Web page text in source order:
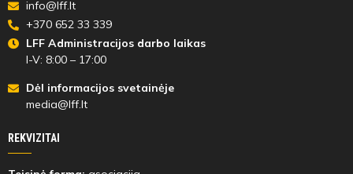
info@lff.lt
+370 652 33 339
LFF Administracijos darbo laikas
I-V: 8:00 – 17:00
Dėl informacijos svetainėje
media@lff.lt
REKVIZITAI